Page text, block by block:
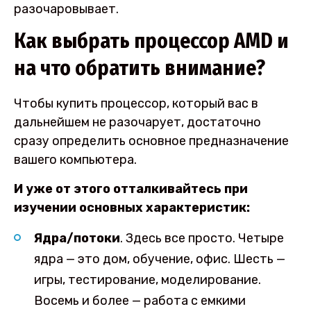
разочаровывает.
Как выбрать процессор AMD и
на что обратить внимание?
Чтобы купить процессор, который вас в
дальнейшем не разочарует, достаточно
сразу определить основное предназначение
вашего компьютера.
И уже от этого отталкивайтесь при
изучении основных характеристик:
Ядра/потоки. Здесь все просто. Четыре
ядра — это дом, обучение, офис. Шесть —
игры, тестирование, моделирование.
Восемь и более — работа с емкими